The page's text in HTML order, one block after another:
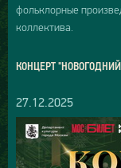
фольклорные
коллектива.
КОНЦЕРТ
27.12.2025